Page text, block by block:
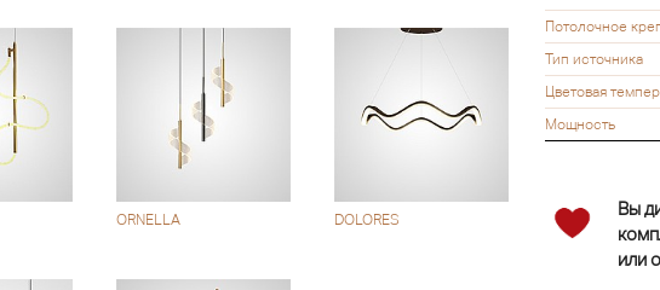
ORNELLA DOLORES
Потолочное
Тип источника
Цветовая
Мощность
Вы
или